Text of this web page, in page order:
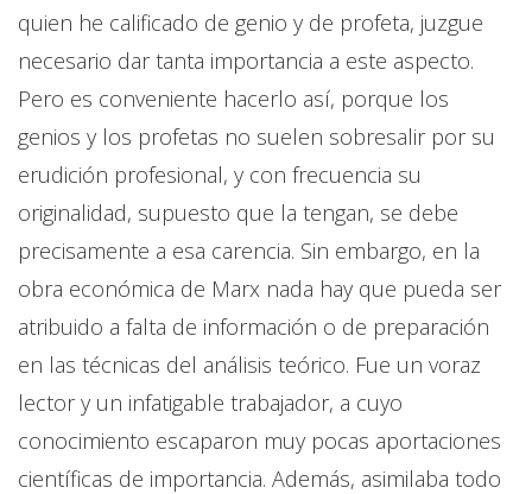
quien he calificado de genio y de profeta, juzgue
necesario dar tanta importancia a este aspecto.
Pero es conveniente hacerlo así, porque los
genios y los profetas no suelen sobresalir por su
erudición profesional, y con frecuencia su
originalidad, supuesto que la tengan, se debe
precisamente a esa carencia. Sin embargo, en la
obra económica de Marx nada hay que pueda ser
atribuido a falta de información o de preparación
en las técnicas del análisis teórico. Fue un voraz
lector y un infatigable trabajador, a cuyo
conocimiento escaparon muy pocas aportaciones
científicas de importancia. Además, asimilaba todo